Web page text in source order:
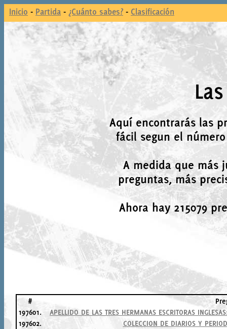
Inicio - Partida - ¿Cuánto sabes? - Clasificación
Aquí encontrarás las
fácil segun el
A medida que más
preguntas, más
Ahora hay 215079
#
197601.
APELLIDO DE LAS TRES HERMANAS ESCRITORAS
197602.
COLECCION DE DIARIOS Y